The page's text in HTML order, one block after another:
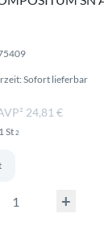
Sofort lieferbar
inkl. MwSt.
24,81 €
St2Preise inkl. MwSt.
+